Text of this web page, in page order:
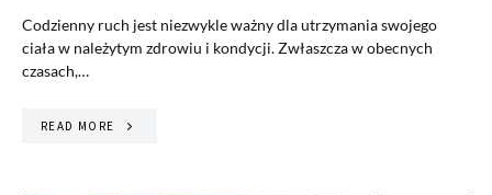
Codzienny ruch jest niezwykle ważny dla utrzymania swojego
ciała w należytym zdrowiu i kondycji. Zwłaszcza w obecnych
czasach,…
READ MORE